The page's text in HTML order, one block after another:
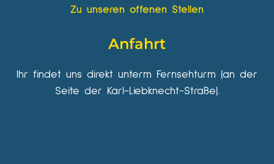
Zu unseren offenen Stellen
Anfahrt
Ihr findet uns direkt unterm Fernsehturm (an der
Seite der Karl-Liebknecht-Straße).